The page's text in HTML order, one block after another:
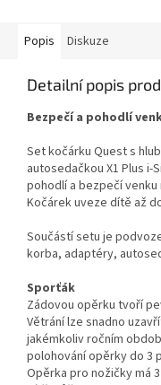
Popis Diskuze
Detailní popis
Bezpečí a pohodlí
Set kočárku Quest s
autosedačkou X1 Plus
pohodlí a bezpečí venku
Kočárek uveze dítě až
Součástí setu je
korba, adaptéry,
Sporťák
Zádovou opěrku tvoří
Větrání lze snadno
jakémkoliv ročním
polohování opěrky do 3
Opěrka pro nožičky má